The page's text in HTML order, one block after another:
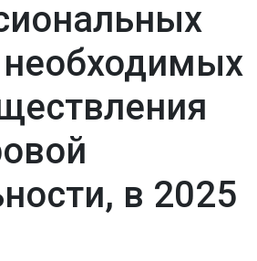
необходимых
в 2025